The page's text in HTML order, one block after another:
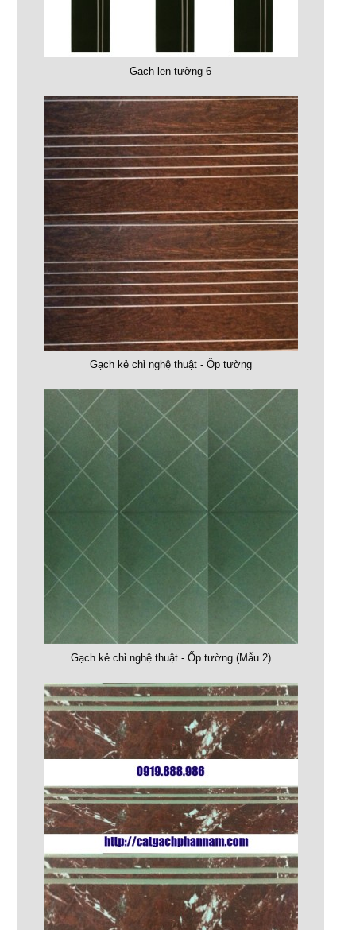
Gạch len tường 6
Gạch kẻ chỉ nghệ thuật - Ốp tường
Gạch kẻ chỉ nghệ thuật - Ốp tường (Mẫu 2)